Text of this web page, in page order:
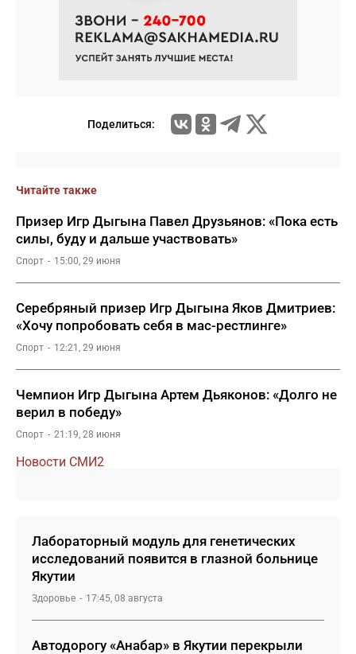
Поделиться:
Читайте также
Призер Игр Дыгына Павел Друзьянов: «Пока есть
силы, буду и дальше участвовать»
Спорт 15:00, 29 июня
Серебряный призер Игр Дыгына Яков Дмитриев:
«Хочу попробовать себя в мас-рестлинге»
Спорт 12:21, 29 июня
Чемпион Игр Дыгына Артем Дьяконов: «Долго не
верил в победу»
Спорт 21:19, 28 июня
Новости СМИ2
Лабораторный модуль для генетических
исследований появится в глазной больнице
Якутии
Здоровье 17:45, 08 августа
Автодорогу «Анабар» в Якутии перекрыли